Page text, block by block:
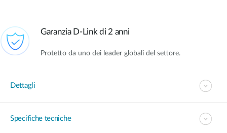
Garanzia D-Link di 2 anni
Protetto da uno dei leader globali del settore.
Dettagli
Specifiche tecniche